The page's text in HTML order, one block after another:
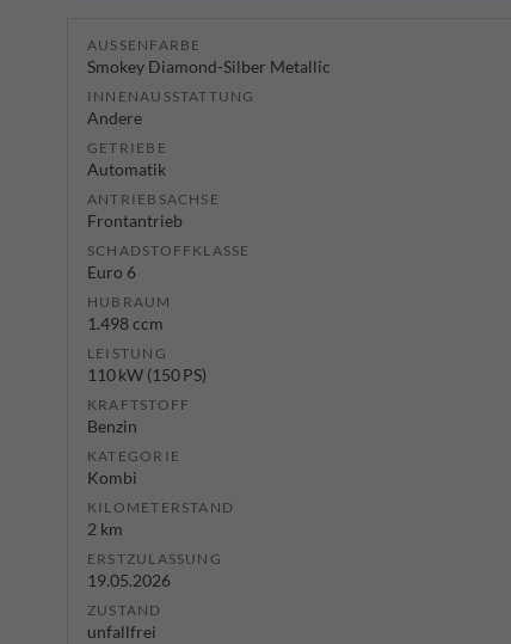
AUSSENFARBE
Smokey Diamond-Silber Metallic
INNENAUSSTATTUNG
Andere
GETRIEBE
Automatik
ANTRIEBSACHSE
Frontantrieb
SCHADSTOFFKLASSE
Euro 6
HUBRAUM
1.498 ccm
LEISTUNG
110 kW (150 PS)
KRAFTSTOFF
Benzin
KATEGORIE
Kombi
KILOMETERSTAND
2 km
ERSTZULASSUNG
19.05.2026
ZUSTAND
unfallfrei